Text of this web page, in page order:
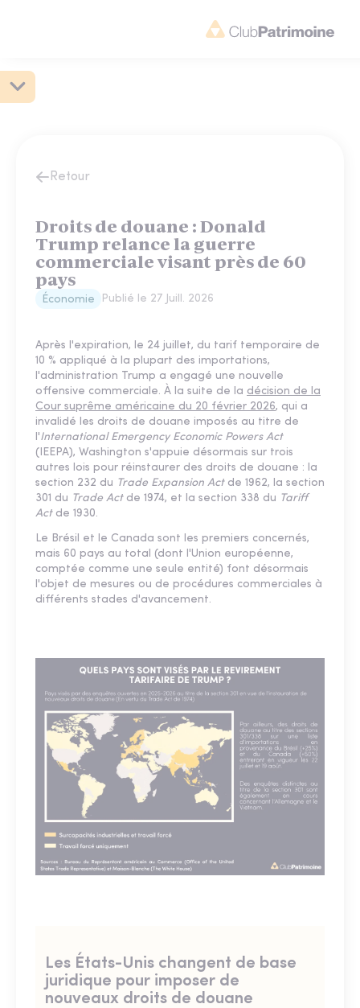
Retour
Droits de douane : Donald
Trump relance la guerre
commerciale visant près de 60
pays
Économie Publié le 27 Juill. 2026
Après l'expiration, le 24 juillet, du tarif temporaire de
10 % appliqué à la plupart des importations,
l'administration Trump a engagé une nouvelle
offensive commerciale. À la suite de la décision de la
Cour suprême américaine du 20 février 2026, qui a
invalidé les droits de douane imposés au titre de
l'International Emergency Economic Powers Act
(IEEPA), Washington s'appuie désormais sur trois
autres lois pour réinstaurer des droits de douane : la
section 232 du Trade Expansion Actde 1962, la section
301 du Trade Actde 1974, et la section 338 du Tariff
Actde 1930.
Le Brésil et le Canada sont les premiers concernés,
mais 60 pays au total (dont l'Union européenne,
comptée comme une seule entité) font désormais
l'objet de mesures ou de procédures commerciales à
différents stades d'avancement.
Les États-Unis changent de base
juridique pour imposer de
nouveaux droits de douane